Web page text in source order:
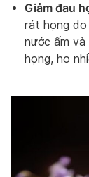
Giảm đau
rát họng do
nước ấm và
họng, ho